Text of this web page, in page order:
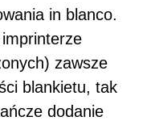
in blanco.
zawsze
blankietu, tak
dodanie